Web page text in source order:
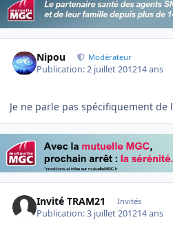
Nipou Modérateur
Publication:2 juillet 201214 ans
Je ne parle pas spécifiquement de
Invité TRAM21 Invités
Publication:3 juillet 201214 ans